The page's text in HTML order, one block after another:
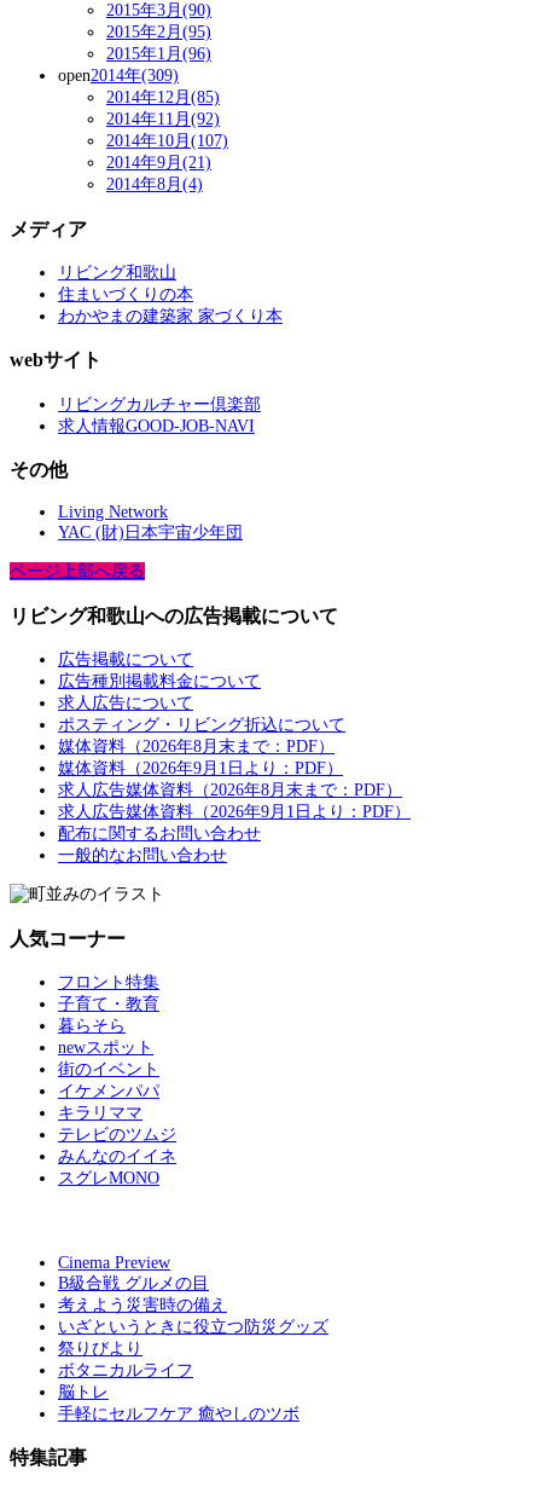
2015年3月(90)
2015年2月(95)
2015年1月(96)
open2014年(309)
2014年12月(85)
2014年11月(92)
2014年10月(107)
2014年9月(21)
2014年8月(4)
メディア
リビング和歌山
住まいづくりの本
わかやまの建築家 家づくり本
webサイト
リビングカルチャー倶楽部
求人情報GOOD-JOB-NAVI
その他
Living Network
YAC (財)日本宇宙少年団
ページ上部へ戻る
リビング和歌山への広告掲載について
広告掲載について
広告種別掲載料金について
求人広告について
ポスティング・リビング折込について
媒体資料（2026年8月末まで：PDF）
媒体資料（2026年9月1日より：PDF）
求人広告媒体資料（2026年8月末まで：PDF）
求人広告媒体資料（2026年9月1日より：PDF）
配布に関するお問い合わせ
一般的なお問い合わせ
人気コーナー
フロント特集
子育て・教育
暮らそら
newスポット
街のイベント
イケメンパパ
キラリママ
テレビのツムジ
みんなのイイネ
スグレMONO
Cinema Preview
B級合戦 グルメの目
考えよう災害時の備え
いざというときに役立つ防災グッズ
祭りびより
ボタニカルライフ
脳トレ
手軽にセルフケア 癒やしのツボ
特集記事